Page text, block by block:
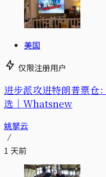
美国
仅限注册用户
进步派攻进特朗普票仓
选｜Whatsnew
姚拏云
1 天前